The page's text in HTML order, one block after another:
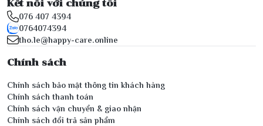
Kết nối với chúng tôi
076 407 4394
0764074394
tho.le@happy-care.online
Chính sách
Chính sách bảo mật thông tin khách hàng
Chính sách thanh toán
Chính sách vận chuyển & giao nhận
Chính sách đổi trả sản phẩm